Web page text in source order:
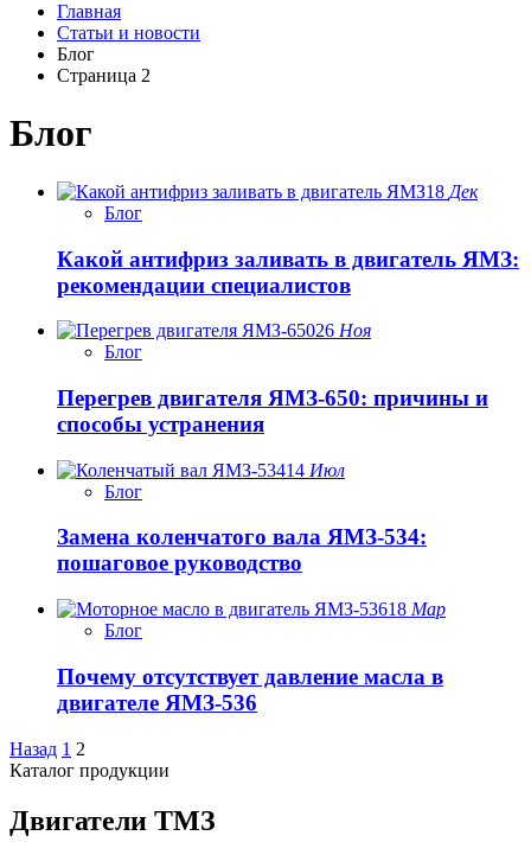
Главная
Статьи и новости
Блог
Страница 2
Блог
18 Дек
Блог
Какой антифриз заливать в двигатель ЯМЗ:
рекомендации специалистов
26 Ноя
Блог
Перегрев двигателя ЯМЗ-650: причины и
способы устранения
14 Июл
Блог
Замена коленчатого вала ЯМЗ-534:
пошаговое руководство
18 Мар
Блог
Почему отсутствует давление масла в
двигателе ЯМЗ-536
Назад 1 2
Каталог продукции
Двигатели ТМЗ